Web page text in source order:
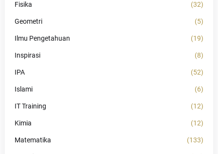
Fisika (32)
Geometri (5)
Ilmu Pengetahuan (19)
Inspirasi (8)
IPA (52)
Islami (6)
IT Training (12)
Kimia (12)
Matematika (133)